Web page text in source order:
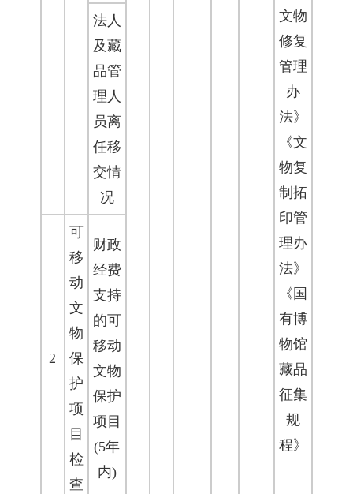
文物
修复
管理
办
法》
《文
物复
制拓
印管
理办
法》
《国
有博
物馆
藏品
征集
规
程》
法人
及藏
品管
理人
员离
任移
交情
况
2
可
移
动
文
物
保
护
项
目
检
查
财政
经费
支持
的可
移动
文物
保护
项目
(5年
内)